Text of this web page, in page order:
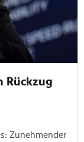
Rückzug
Zunehmender